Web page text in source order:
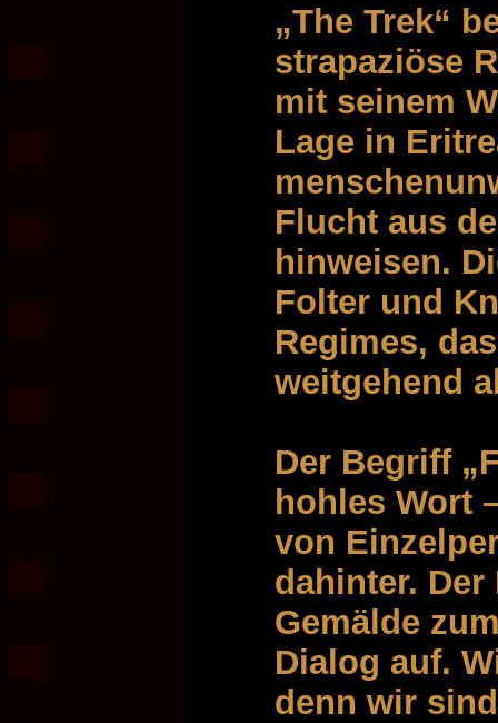
„The Trek“
strapaziöse
mit seinem
Lage in
Flucht aus
hinweisen.
Folter und
Regimes,
weitgehend
Der Begriff
hohles Wort
von
dahinter.
Gemälde
Dialog auf.
denn wir